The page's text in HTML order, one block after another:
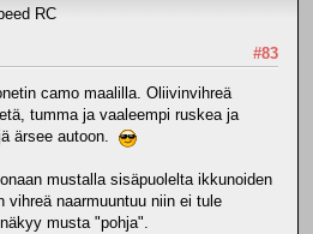
RC
#83
camo maalilla. Oliivinvihreä
tumma ja vaaleempi ruskea ja
ärsee autoon.
mustalla sisäpuolelta ikkunoiden
vihreä naarmuuntuu niin ei tule
musta "pohja".